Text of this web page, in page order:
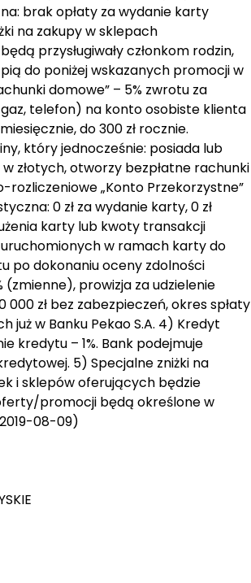
brak opłaty za wydanie karty
na zakupy w sklepach
przysługiwały członkom rodzin,
do poniżej wskazanych promocji w
domowe” – 5% zwrotu za
telefon) na konto osobiste klienta
do 300 zł rocznie.
który jednocześnie: posiada lub
złotych, otworzy bezpłatne rachunki
rozliczeniowe „Konto Przekorzystne”
0 zł za wydanie karty, 0 zł
karty lub kwoty transakcji
uruchomionych w ramach karty do
po dokonaniu oceny zdolności
prowizja za udzielenie
zł bez zabezpieczeń, okres spłaty
już w Banku Pekao S.A. 4) Kredyt
kredytu – 1%. Bank podejmuje
5) Specjalne zniżki na
i sklepów oferujących będzie
promocji będą określone w
08-09)